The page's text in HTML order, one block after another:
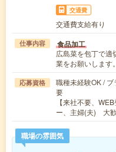
交通費
交通費支給有り
仕事内容 食品加工
広島菜を包丁で適
業をお願いしま
応募資格
職種未経験OK /
要
【来社不要、
ー、主婦(夫) 大
職場の雰囲気